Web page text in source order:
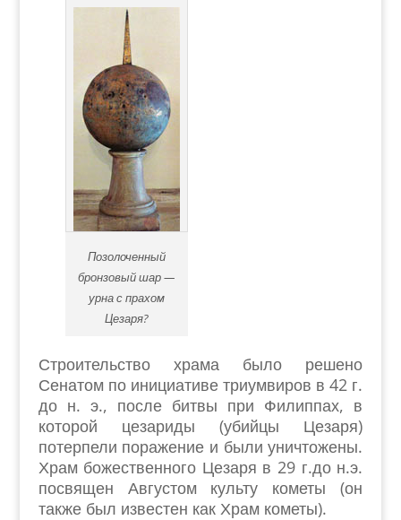
Позолоченный
бронзовый шар —
урна с прахом
Цезаря?
Строительство храма было решено
Сенатом по инициативе триумвиров в 42 г.
до н. э., после битвы при Филиппах, в
которой цезариды (убийцы Цезаря)
потерпели поражение и были уничтожены.
Храм божественного Цезаря в 29 г.до н.э.
посвящен Августом культу кометы (он
также был известен как Храм кометы).